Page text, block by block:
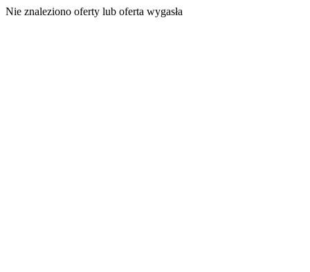
Nie znaleziono oferty lub oferta wygasła